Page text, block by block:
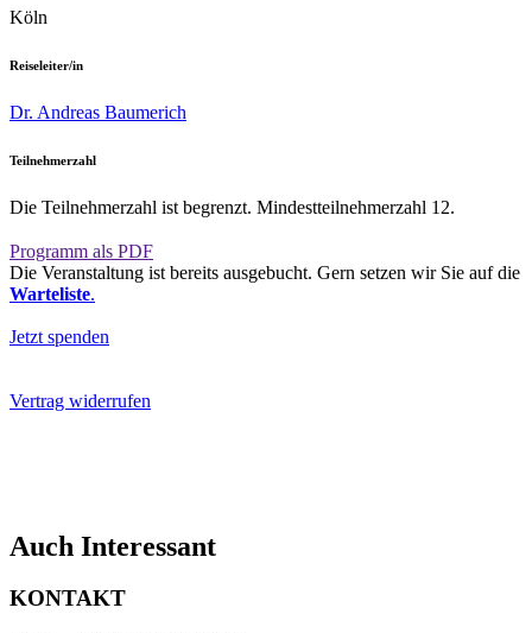
Köln
Reiseleiter/in
Dr. Andreas Baumerich
Teilnehmerzahl
Die Teilnehmerzahl ist begrenzt. Mindestteilnehmerzahl 12.
Programm als PDF
Die Veranstaltung ist bereits ausgebucht. Gern setzen wir Sie auf die
Warteliste.
Jetzt spenden
Vertrag widerrufen
Auch Interessant
KONTAKT